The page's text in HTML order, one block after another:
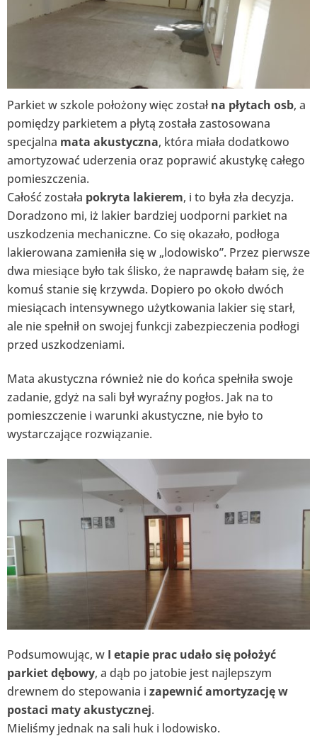
Parkiet w szkole położony więc został na płytach osb, a
pomiędzy parkietem a płytą została zastosowana
specjalna mata akustyczna, która miała dodatkowo
amortyzować uderzenia oraz poprawić akustykę całego
pomieszczenia.
Całość została pokryta lakierem, i to była zła decyzja.
Doradzono mi, iż lakier bardziej uodporni parkiet na
uszkodzenia mechaniczne. Co się okazało, podłoga
lakierowana zamieniła się w „lodowisko”. Przez pierwsze
dwa miesiące było tak ślisko, że naprawdę bałam się, że
komuś stanie się krzywda. Dopiero po około dwóch
miesiącach intensywnego użytkowania lakier się starł,
ale nie spełnił on swojej funkcji zabezpieczenia podłogi
przed uszkodzeniami.
Mata akustyczna również nie do końca spełniła swoje
zadanie, gdyż na sali był wyraźny pogłos. Jak na to
pomieszczenie i warunki akustyczne, nie było to
wystarczające rozwiązanie.
Podsumowując, w I etapie prac udało się położyć
parkiet dębowy, a dąb po jatobie jest najlepszym
drewnem do stepowania i zapewnić amortyzację w
postaci maty akustycznej.
Mieliśmy jednak na sali huk i lodowisko.